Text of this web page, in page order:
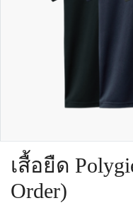
เสื้อยืด
Order)